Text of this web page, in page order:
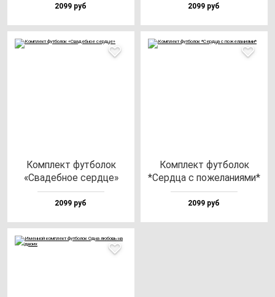
2099 руб 2099 руб
Ком­плект фут­бо­лок
«Сва­деб­ное сер­дце»
2099 руб
Ком­плект фут­бо­лок
*Сер­дца с по­же­ла­ни­ями*
2099 руб